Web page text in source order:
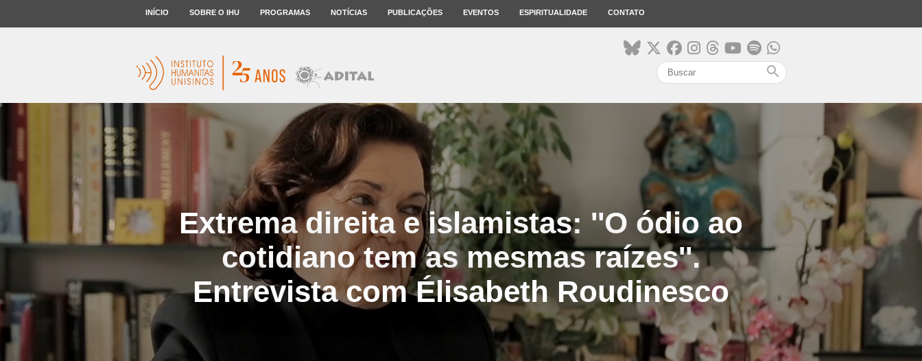
INÍCIO SOBRE O IHU PROGRAMAS NOTÍCIAS PUBLICAÇÕES EVENTOS ESPIRITUALIDADE CONTATO
search
Extrema direita e islamistas: ''O ódio ao
cotidiano tem as mesmas raízes''.
Entrevista com Élisabeth Roudinesco